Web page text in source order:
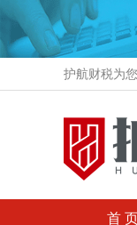
护航财税为
首